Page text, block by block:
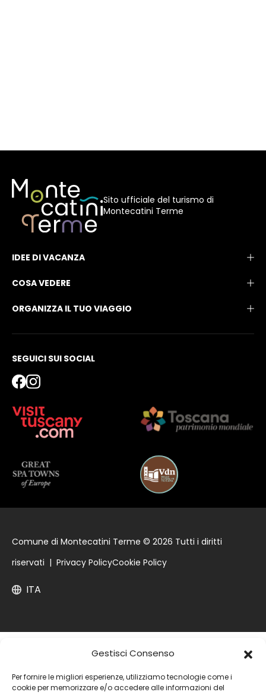
Gestisci Consenso
Per fornire le migliori esperienze, utilizziamo tecnologie come i
cookie per memorizzare e/o accedere alle informazioni del
Sito ufficiale del turismo di
Montecatini Terme
IDEE DI VACANZA
COSA VEDERE
ORGANIZZA IL TUO VIAGGIO
SEGUICI SUI SOCIAL
Comune di Montecatini Terme © 2026 Tutti i diritti
riservati | Privacy PolicyCookie Policy
ITA